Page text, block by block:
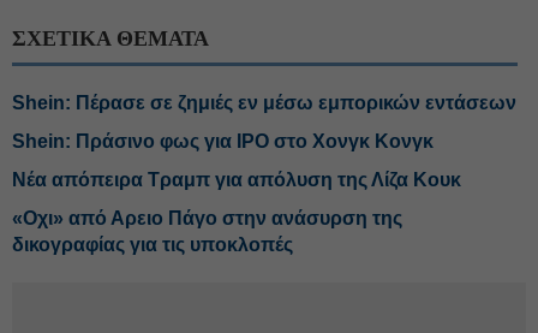
ΣΧΕΤΙΚΑ ΘΕΜΑΤΑ
Shein: Πέρασε σε ζημιές εν μέσω εμπορικών εντάσεων
Shein: Πράσινο φως για IPO στο Χονγκ Κονγκ
Νέα απόπειρα Τραμπ για απόλυση της Λίζα Κουκ
«Οχι» από Αρειο Πάγο στην ανάσυρση της
δικογραφίας για τις υποκλοπές